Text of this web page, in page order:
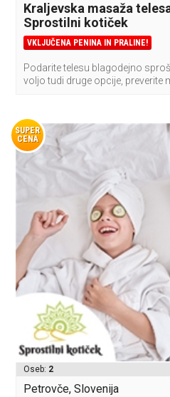
Kraljevska masaža
Sprostilni kotiček
VKLJUČENA PENINA IN PRALINE!
Podarite telesu blagodejno
voljo tudi druge opcije,
SUPER
CENA
Oseb: 2
Petrovče, Slovenija